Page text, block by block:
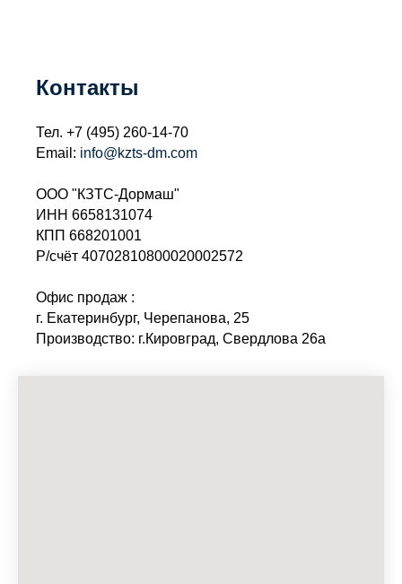
Контакты
Тел. +7 (495) 260-14-70
Email: info@kzts-dm.com
ООО "КЗТС-Дормаш"
ИНН 6658131074
КПП 668201001
Р/счёт 40702810800020002572
Офис продаж :
г. Екатеринбург, Черепанова, 25
Производство: г.Кировград, Свердлова 26а